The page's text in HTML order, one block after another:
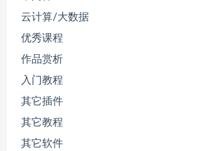
云计算/大数据
优秀课程
作品赏析
入门教程
其它插件
其它教程
其它软件